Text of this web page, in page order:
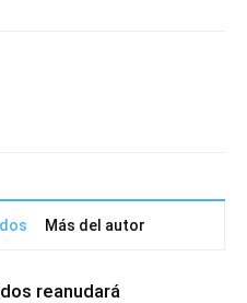
Más del autor
reanudará